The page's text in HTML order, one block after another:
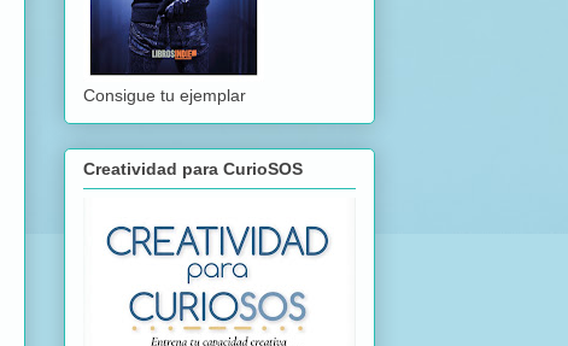
Consigue tu ejemplar
Creatividad para CurioSOS